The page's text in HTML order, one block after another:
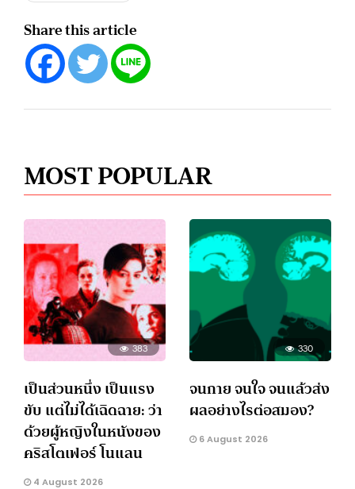
Share this article
MOST POPULAR
383
เป็นส่วนหนึ่ง เป็นแรง
ขับ แต่ไม่ได้เฉิดฉาย: ว่า
ด้วยผู้หญิงในหนังของ
คริสโตเฟอร์ โนแลน
4 August 2026
330
จนกาย จนใจ จนแล้วส่ง
ผลอย่างไรต่อสมอง?
6 August 2026